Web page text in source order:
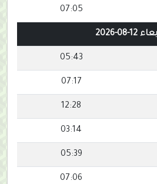
07:05
12-08-2026
05:43
07:17
12:28
03:14
05:39
07:06